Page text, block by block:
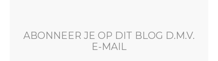
ABONNEER JE OP DIT BLOG D.M.V.
E-MAIL